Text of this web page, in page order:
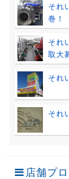
それ
巻！
それ
取大
それ
それ
店舗プ